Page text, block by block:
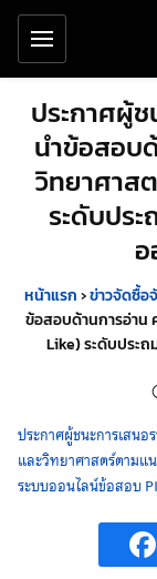
ข้ามไปยังเนื้อหาหลัก
เครื่องมือช่วยเหลือ
ประกาศผู้ช
นำข้อสอบ
วิทยาศาส
ระดับปร
อ
หน้าแรก›ข่าวจัดซื้อ
ข้อสอบด้านการอ่าน
Like) ระดับประ
ประกาศผู้ชนะการเสน
และวิทยาศาสตร์ตามแ
ระบบออนไลน์ข้อสอบ